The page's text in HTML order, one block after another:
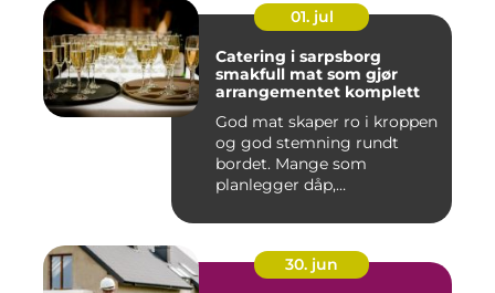
01. jul
Catering i sarpsborg
smakfull mat som gjør
arrangementet komplett
God mat skaper ro i kroppen
og god stemning rundt
bordet. Mange som
planlegger dåp,
30. jun